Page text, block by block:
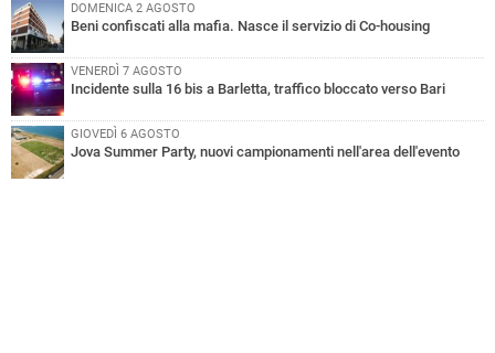
DOMENICA 2 AGOSTO
Beni confiscati alla mafia. Nasce il servizio di Co-housing
VENERDÌ 7 AGOSTO
Incidente sulla 16 bis a Barletta, traffico bloccato verso Bari
GIOVEDÌ 6 AGOSTO
Jova Summer Party, nuovi campionamenti nell'area dell'evento